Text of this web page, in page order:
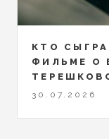
КТО
ФИЛЬМЕ О
30.07.2026